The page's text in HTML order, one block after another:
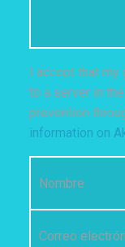
I accept that my
to a server in
prevention
information on
Nombre
*